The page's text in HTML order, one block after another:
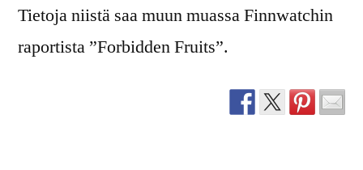
Tietoja niistä saa muun muassa Finnwatchin
raportista ”Forbidden Fruits”.